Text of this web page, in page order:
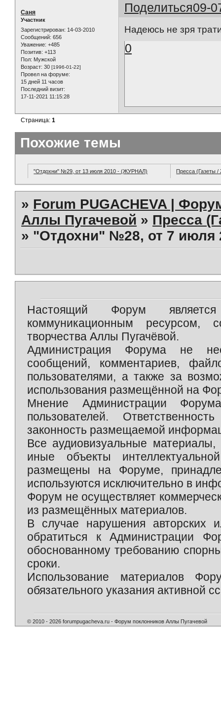
Поделиться09-
Саня
Участник
Зарегистрирован: 14-03-2010
Сообщений: 656
Уважение: +485
Позитив: +113
Пол: Мужской
Возраст: 30 [1996-01-22]
Провел на форуме:
15 дней 11 часов
Последний визит:
17-11-2021 11:15:28
Надеюсь не зря
0
Страница:1
Похожие темы
"Отдохни" №29, от 13 июля 2010 - (ЖУРНАЛ) Пресса (Газеты
» Forum PUGACHEVA |
Аллы Пугачевой » Пресса
» "Отдохни" №28, от 7
Настоящий Форум является
коммуникационным ресурсом,
творчества Аллы Пугачёвой.
Администрация Форума не
сообщений, комментариев,
пользователями, а также за
использования размещённой на
Мнение Администрации
пользователей.
законность размещаемой
Все аудиовизуальные
иные объекты
размещены на Форуме,
используются исключительно в
Форум не осуществляет
из размещённых материалов.
В случае нарушения авторских
обратиться к Администрации
обоснованному требованию
сроки.
Использование материалов
обязательного указания активной
© 2010 - 2026 forumpugacheva.ru - Форум поклонников Аллы Пугачевой